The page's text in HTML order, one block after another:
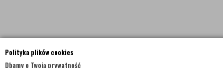
Polityka plików cookies
Dbamy o Twoją prywatność